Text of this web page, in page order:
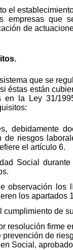
el
empresas
de
que se
éstas están
en la Ley 31/
debidamente
de riesgos
el artículo 6.
Social
observación los
los apartados
cumplimiento de
resolución firme
de
Social,